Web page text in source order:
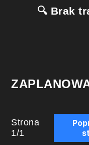
🔍 Brak
Strona
1/1